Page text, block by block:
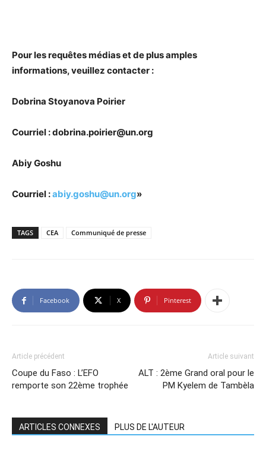
Pour les requêtes médias et de plus amples
informations, veuillez contacter :
Dobrina Stoyanova Poirier
Courriel : dobrina.poirier@un.org
Abiy Goshu
Courriel :abiy.goshu@un.org»
TAGS CEA Communiqué de presse
Facebook X Pinterest
Article précédent
Coupe du Faso : L’EFO
remporte son 22ème trophée
Article suivant
ALT : 2ème Grand oral pour le
PM Kyelem de Tambèla
ARTICLES CONNEXES PLUS DE L'AUTEUR